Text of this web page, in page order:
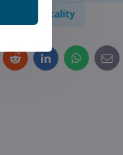
a alkality
RedditLinkedInWhatsApp
E-
mail